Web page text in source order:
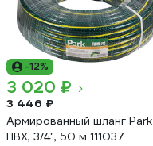
-12%
3 020 ₽
3 446 ₽
Армированный шланг Park
ПВХ, 3/4", 50 м 111037